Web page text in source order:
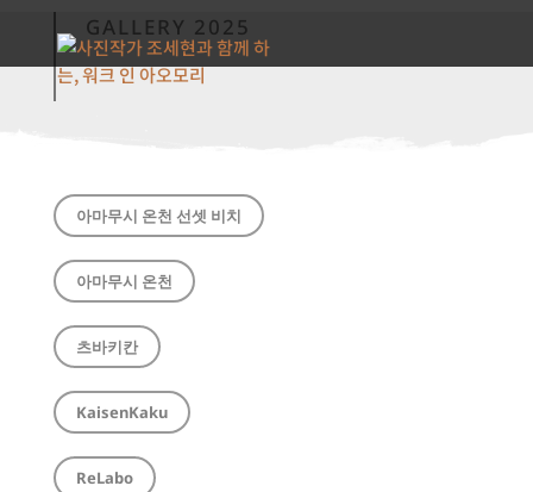
GALLERY 2025
아마무시 온천 선셋 비치
아마무시 온천
츠바키칸
KaisenKaku
ReLabo